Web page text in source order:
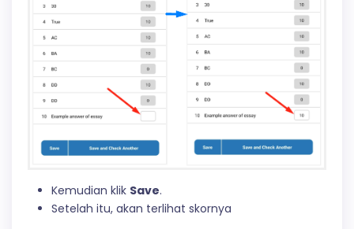
Kemudian klik Save.
Setelah itu, akan terlihat skornya